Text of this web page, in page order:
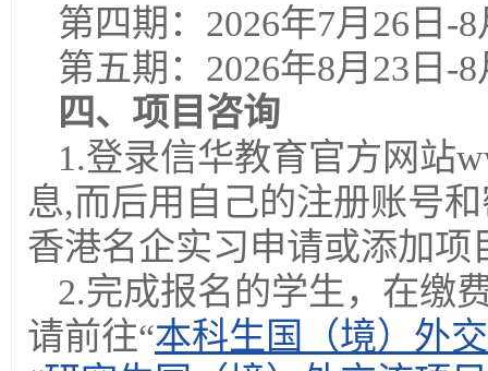
第四期：2026年7月26日-8
第五期：2026年8月23日-8
四、项目咨询
1.登录信华教育官方网站
息,而后用自己的注册账号
香港名企实习申请或添加
2.完成报名的学生，在缴
请前往“本科生国（境）外